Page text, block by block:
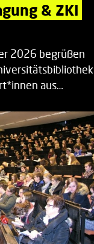
& ZKI
2026 begrüßen
aus…